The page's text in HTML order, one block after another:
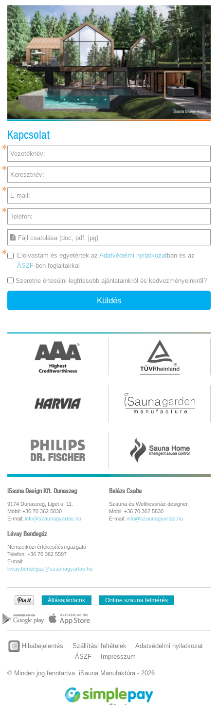
Kapcsolat
Vezetéknév:
Keresztnév:
E-mail:
Telefon:
Fájl csatolása (doc, pdf, jpg)
Elolvastam és egyetértek az Adatvédelmi nyilatkozatban és az
ÁSZF-ben foglaltakkal
Szeretne értesülni legfrissebb ajánlatainkról és kedvezményeinkről?
Küldés
iSauna Design Kft. Dunaszeg
9174 Dunaszeg, Liget u. 11.
Mobil: +36 70 362 5830
E-mail: info@szaunagyartas.hu
Balázs Csaba
Szauna és Wellnessház designer
Mobil: +36 70 362 5830
E-mail: info@szaunagyartas.hu
Lévay Bendegúz
Nemzetközi értékesítési igazgató
Telefon: +36 70 362 5597
E-mail:
levay.bendeguz@szaunagyartas.hu
Állásajánlatok Online szauna felmérés
Hibabejelentés Szállítási feltételek
Adatvédelmi nyilatkozat
ÁSZF
Impresszum
© Minden jog fenntartva. iSauna Manufaktúra - 2026